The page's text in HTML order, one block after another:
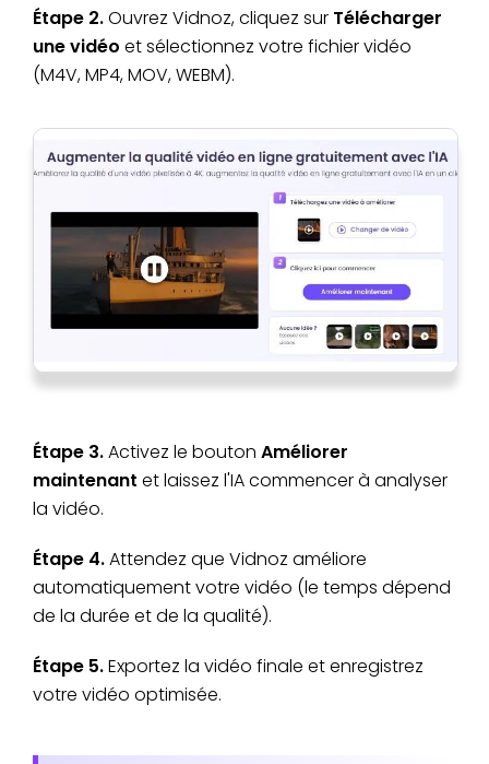
Étape 2.Ouvrez Vidnoz, cliquez sur Télécharger
une vidéo et sélectionnez votre fichier vidéo
(M4V, MP4, MOV, WEBM).
Étape 3.Activez le bouton Améliorer
maintenant et laissez l'IA commencer à analyser
la vidéo.
Étape 4.Attendez que Vidnoz améliore
automatiquement votre vidéo (le temps dépend
de la durée et de la qualité).
Étape 5.Exportez la vidéo finale et enregistrez
votre vidéo optimisée.